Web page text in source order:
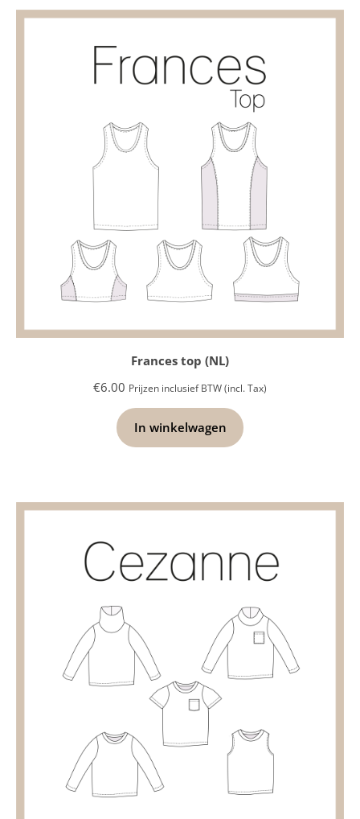
Frances top (NL)
€6.00 Prijzen inclusief BTW (incl. Tax)
In winkelwagen